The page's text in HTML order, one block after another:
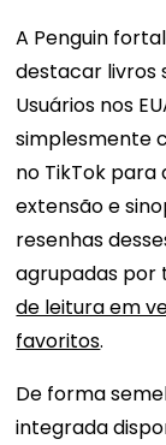
A Penguin
destacar livros
Usuários nos
simplesmente
no TikTok
extensão e
resenhas
agrupadas por
de leitura em
favoritos.
De forma
integrada